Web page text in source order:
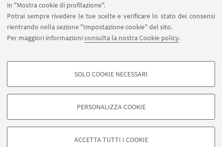
in "Mostra cookie di profilazione".
Potrai sempre rivedere le tue scelte e verificare lo stato dei consensi
rientrando nella sezione "Impostazione cookie" del sito.
Per maggiori informazioniconsulta la nostra Cookie policy.
COOKIE DI PROFILAZIONE - FACOLTATIVI
degli utenti, creare profili in base al loro comportamento sul sito, per analisi
di marketing.
SOLO COOKIE NECESSARI
PERSONALIZZA COOKIE
ACCETTA TUTTI I COOKIE
APP:
©Copyright 2026 - ALMA MATER STUDIORUM - Università di
Bologna - Via Zamboni, 33 - 40126 Bologna - PI: 01131710376 - CF:
80007010376
Privacy
Note legali
Informazioni sul sito e accessibilità
Impostazioni Cookie